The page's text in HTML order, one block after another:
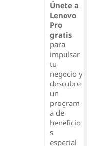
Únete a
Lenovo
Pro
gratis
para
impulsar
tu
negocio y
descubre
un
program
a de
beneficio
s
especial